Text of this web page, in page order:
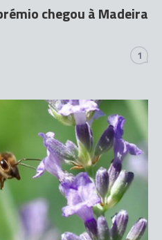
chegou à Madeira
1